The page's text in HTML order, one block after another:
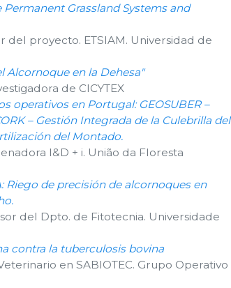
Grassland Systems and
del proyecto. ETSIAM. Universidad de
Alcornoque en la Dehesa"
de CICYTEX
operativos en Portugal: GEOSUBER –
– Gestión Integrada de la Culebrilla del
del Montado.
I&D + i. União da Floresta
Riego de precisión de alcornoques en
del Dpto. de Fitotecnia. Universidade
contra la tuberculosis bovina
en SABIOTEC. Grupo Operativo